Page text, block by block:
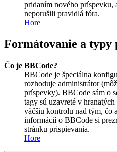
pridaním nového príspevku,
neporušili pravidlá fóra.
Hore
Formátovanie a typy
Čo je BBCode?
BBCode je špeciálna
rozhoduje administrátor
príspevky). BBCode sám o
tagy sú uzavreté v
väčšiu kontrolu nad tým, čo
informácií o BBCode si
stránku prispievania.
Hore